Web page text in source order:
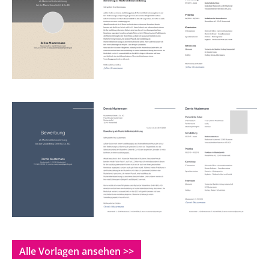
Alle Vorlagen ansehen >>